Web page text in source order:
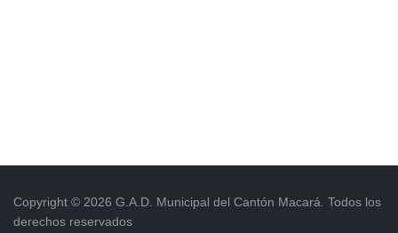
Copyright © 2026 G.A.D. Municipal del Cantón Macará. Todos los
derechos reservados